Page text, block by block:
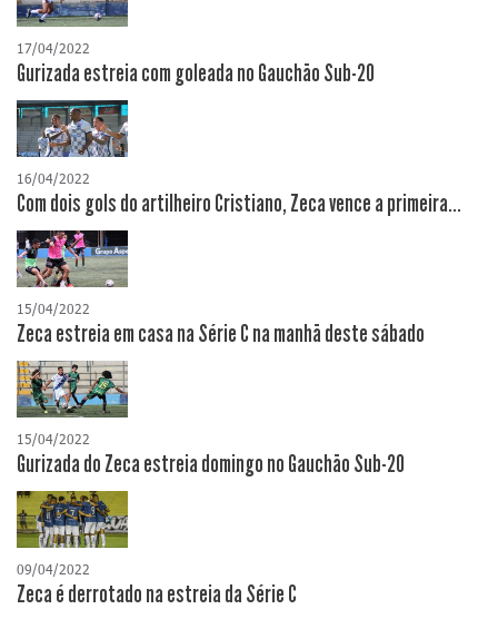
17/04/2022
Gurizada estreia com goleada no Gauchão Sub-20
16/04/2022
Com dois gols do artilheiro Cristiano, Zeca vence a primeira...
15/04/2022
Zeca estreia em casa na Série C na manhã deste sábado
15/04/2022
Gurizada do Zeca estreia domingo no Gauchão Sub-20
09/04/2022
Zeca é derrotado na estreia da Série C